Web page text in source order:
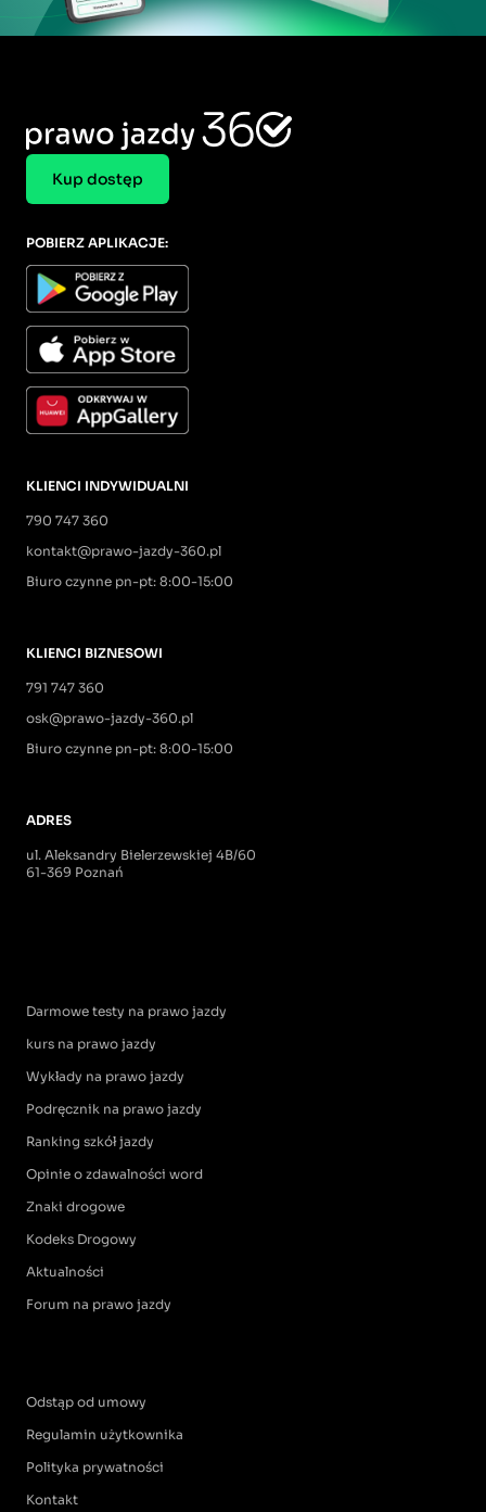
Kup dostęp
KLIENCI INDYWIDUALNI
790 747 360
kontakt@prawo-jazdy-360.pl
Biuro czynne pn-pt: 8:00-15:00
KLIENCI BIZNESOWI
791 747 360
osk@prawo-jazdy-360.pl
Biuro czynne pn-pt: 8:00-15:00
ADRES
ul. Aleksandry Bielerzewskiej 4B/60
61-369 Poznań
Darmowe testy na prawo jazdy
kurs na prawo jazdy
Wykłady na prawo jazdy
Podręcznik na prawo jazdy
Ranking szkół jazdy
Opinie o zdawalności word
Znaki drogowe
Kodeks Drogowy
Aktualności
Forum na prawo jazdy
Odstąp od umowy
Regulamin użytkownika
Polityka prywatności
Kontakt
POBIERZ APLIKACJE: